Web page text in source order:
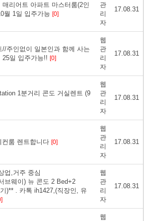
리어트 아파트 마스터룸(2인
월 1일 입주가능 [0]
관
리
자
17.08.31
//주인없이 일본인과 함께 사는
25일 입주가능!! [0]
웹
관
리
자
17.08.31
1분거리 콘도 거실렌트 (9
웹
관
리
자
17.08.31
컨룸 렌트합니다 [0]
웹
관
리
자
17.08.31
업,거주 중심
브웨이) 뉴 콘도 2 Bed+2
)** . 카톡 ih1427,(직장인, 유
웹
관
리
자
17.08.31
웹